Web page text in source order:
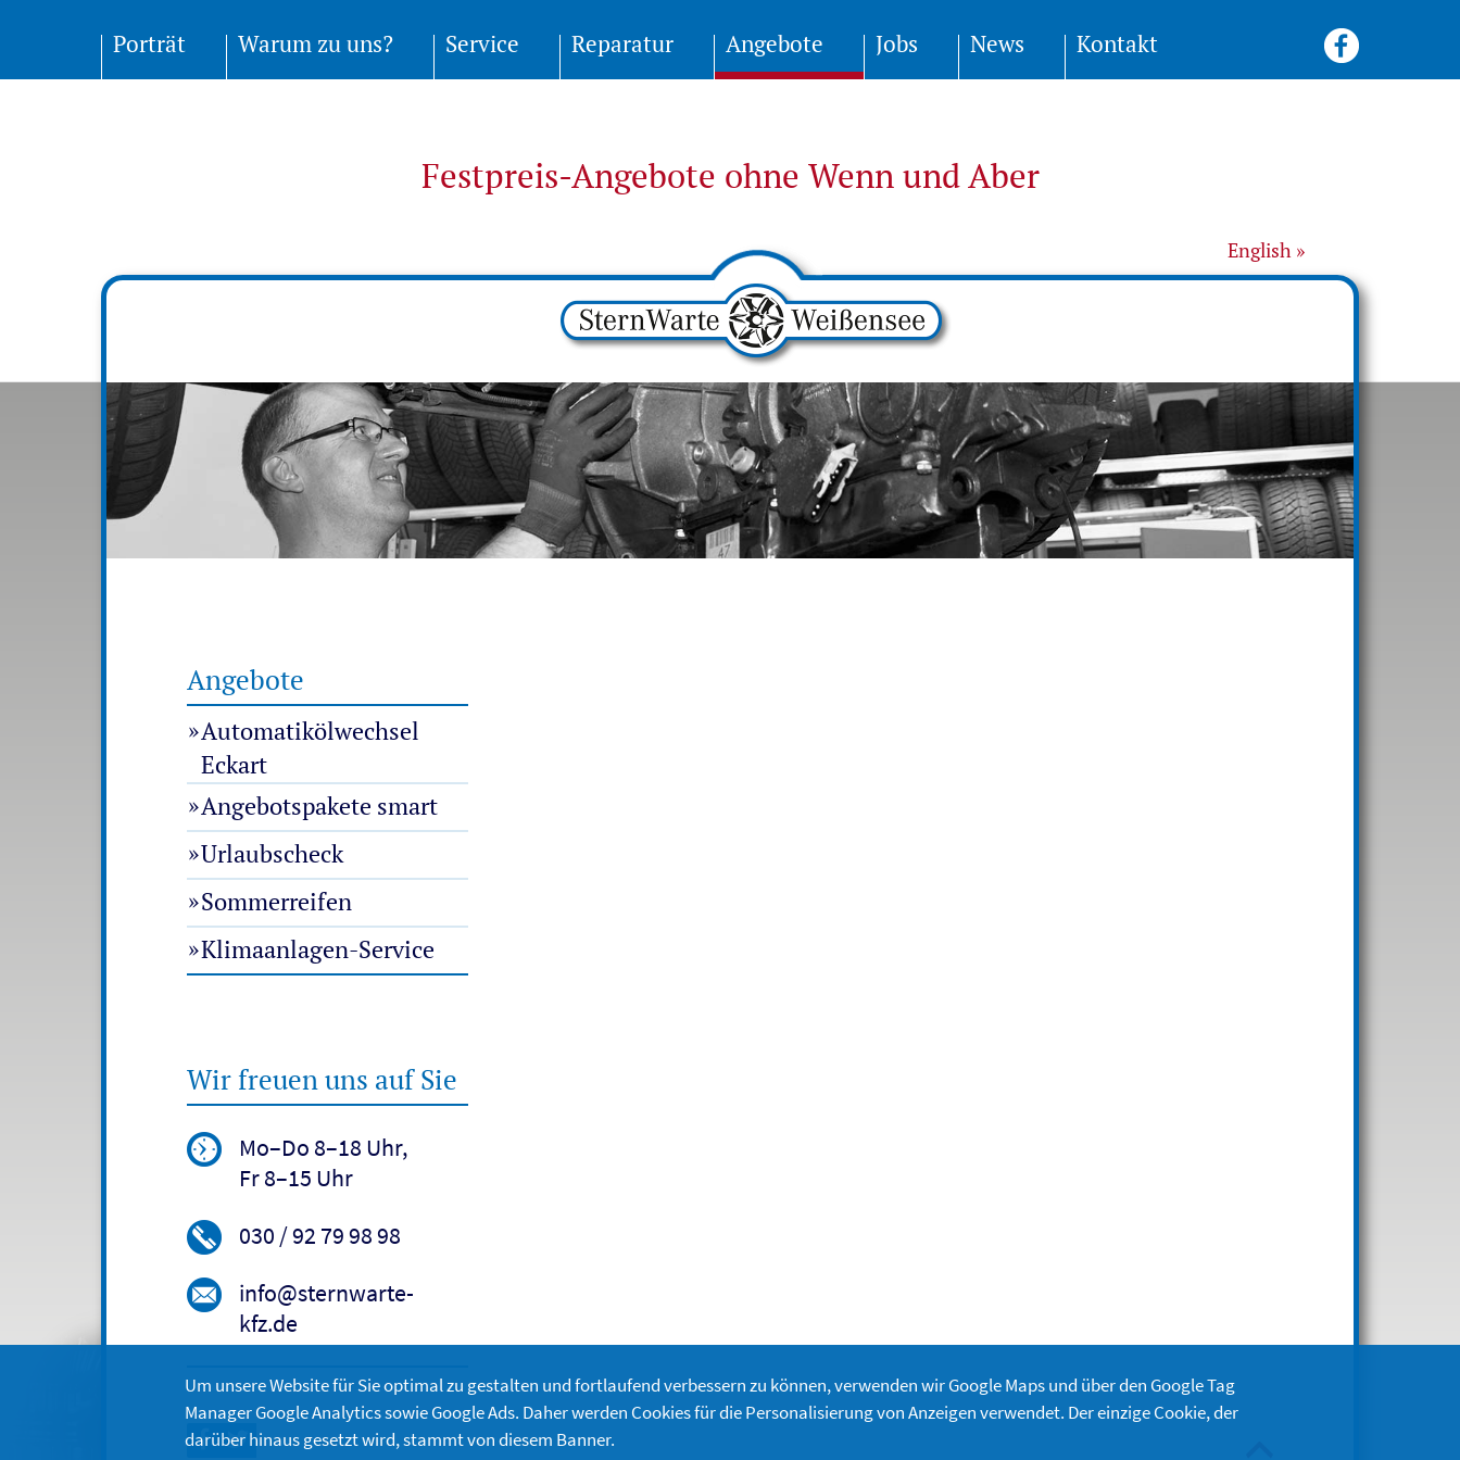
Porträt Warum zu uns? Service Reparatur Angebote Jobs News Kontakt
English
Festpreis-Angebote ohne Wenn und Aber
Angebote
Automatikölwechsel
Eckart
Angebotspakete smart
Urlaubscheck
Sommerreifen
Klimaanlagen-Service
Wir freuen uns auf Sie
Mo–Do 8–18 Uhr,
Fr 8–15 Uhr
030 / 92 79 98 98
info@sternwarte-
kfz.de
Um unsere Website für Sie optimal zu gestalten und fortlaufend verbessern zu können, verwenden wir Google Maps und über den Google Tag
Manager Google Analytics sowie Google Ads. Daher werden Cookies für die Personalisierung von Anzeigen verwendet. Der einzige Cookie, der
darüber hinaus gesetzt wird, stammt von diesem Banner.